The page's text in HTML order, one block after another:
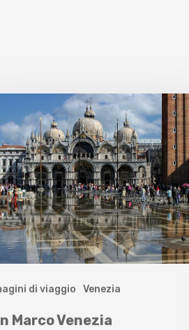
di viaggio Venezia
Marco Venezia